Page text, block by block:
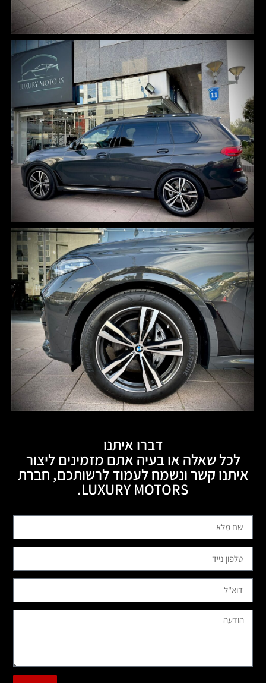
דברו איתנו
לכל שאלה או בעיה אתם מזמינים ליצור
איתנו קשר ונשמח לעמוד לרשותכם, חברת
LUXURY MOTORS.